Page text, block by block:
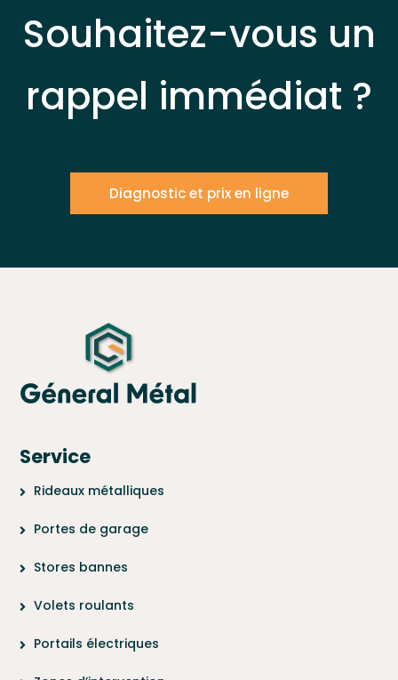
Souhaitez-vous un
rappel immédiat ?
Diagnostic et prix en ligne
Service
Rideaux métalliques
Portes de garage
Stores bannes
Volets roulants
Portails électriques